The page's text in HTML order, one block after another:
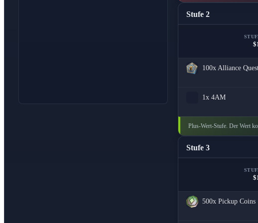
Stufe 2
100x Alliance
1x 4AM
Plus-Wert-Stufe. Der Wert
Stufe 3
500x Pickup Coins